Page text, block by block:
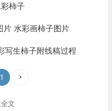
柿子
写生柿子附线稿过程
1
文